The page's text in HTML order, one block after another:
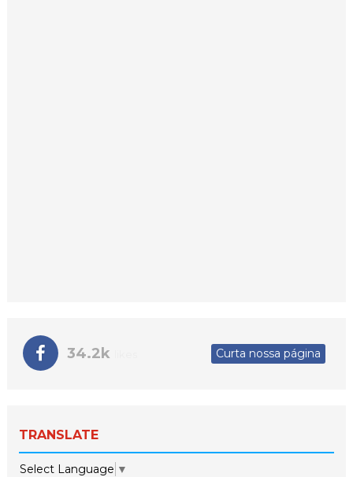
34.2k Curta nossa página
TRANSLATE
Select Language ▼